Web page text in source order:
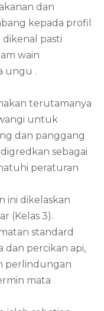
dan
kepada profil
pasti
wain
ungu .
terutamanya
untuk
dan panggang
digredkan sebagai
peraturan
ini dikelaskan
(Kelas 3).
standard
dan percikan api,
perlindungan
mata